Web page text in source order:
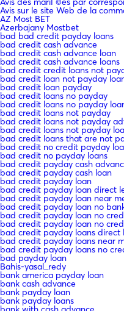
Avis sur le site Web de la
AZ Most BET
Azerbajany Mostbet
bad bad credit payday loans
bad credit cash advance
bad credit cash advance loan
bad credit cash advance loans
bad credit credit loans not
bad credit loan not payday
bad credit loan payday
bad credit loans no payday
bad credit loans no payday
bad credit loans not payday
bad credit loans not payday
bad credit loans not payday
bad credit loans that are not
bad credit no credit payday
bad credit no payday loans
bad credit payday cash
bad credit payday cash loan
bad credit payday loan
bad credit payday loan direct
bad credit payday loan near
bad credit payday loan no
bad credit payday loan no
bad credit payday loan no
bad credit payday loans direct
bad credit payday loans near
bad credit payday loans no
bad payday loan
Bahis-yasal_redy
bank america payday loan
bank cash advance
bank payday loan
bank payday loans